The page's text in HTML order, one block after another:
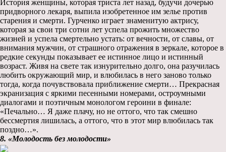
История женщины, которая триста лет назад, будучи дочерью
придворного лекаря, выпила изобретенное им зелье против
старения и смерти. Гурченко играет знаменитую актрису,
которая за свои три сотни лет успела прожить множество
жизней и успела смертельно устать: от вечности, от славы, от
внимания мужчин, от страшного отражения в зеркале, которое в
редкие секунды показывает ее истинное лицо и истинный
возраст. Живя на свете так изнурительно долго, она разучилась
любить окружающий мир, и влюбилась в него заново только
тогда, когда почувствовала приближение смерти… Прекрасная
экранизация с яркими песенными номерами, остроумными
диалогами и поэтичным монологом героини в финале:
«Печально… Я даже плачу, но не оттого, что так смешно
бессмертия лишилась, а оттого, что в этот мир влюбилась так
поздно…».
8. «Молодость без молодости»